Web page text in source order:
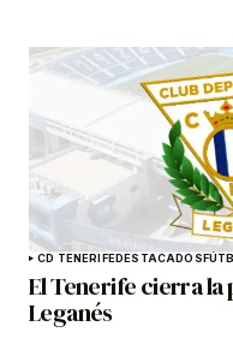
CD TENERIFEDESTACADOS
El Tenerife cierra
Leganés